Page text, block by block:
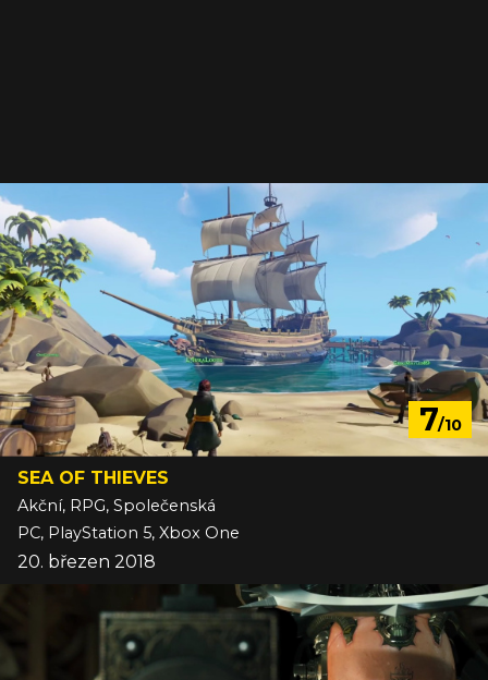
7/10
SEA OF THIEVES
Akční, RPG, Společenská
PC, PlayStation 5, Xbox One
20. březen 2018